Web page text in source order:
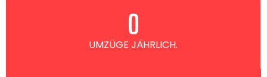
UMZÜGE JÄHRLICH.
0